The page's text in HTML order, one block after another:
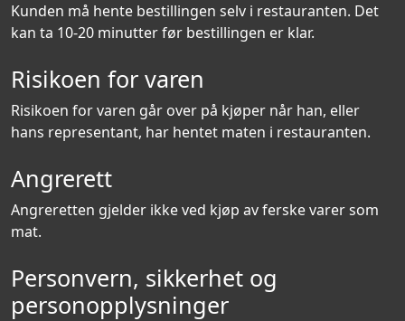
Kunden må hente bestillingen selv i restauranten. Det
kan ta 10-20 minutter før bestillingen er klar.
Risikoen for varen
Risikoen for varen går over på kjøper når han, eller
hans representant, har hentet maten i restauranten.
Angrerett
Angreretten gjelder ikke ved kjøp av ferske varer som
mat.
Personvern, sikkerhet og
personopplysninger